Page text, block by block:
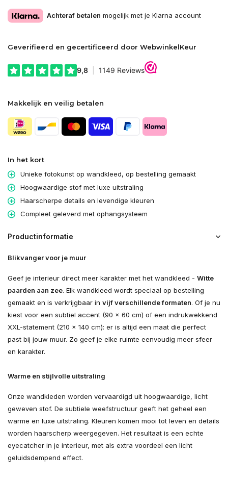
Achteraf betalen mogelijk met je Klarna account
Geverifieerd en gecertificeerd door WebwinkelKeur
Makkelijk en veilig betalen
In het kort
Unieke fotokunst op wandkleed, op bestelling gemaakt
Hoogwaardige stof met luxe uitstraling
Haarscherpe details en levendige kleuren
Compleet geleverd met ophangsysteem
Productinformatie
Blikvanger voor je muur
Geef je interieur direct meer karakter met het wandkleed - Witte
paarden aan zee. Elk wandkleed wordt speciaal op bestelling
gemaakt en is verkrijgbaar in vijf verschillende formaten. Of je nu
kiest voor een subtiel accent (90 × 60 cm) of een indrukwekkend
XXL-statement (210 × 140 cm): er is altijd een maat die perfect
past bij jouw muur. Zo geef je elke ruimte eenvoudig meer sfeer
en karakter.
Warme en stijlvolle uitstraling
Onze wandkleden worden vervaardigd uit hoogwaardige, licht
geweven stof. De subtiele weefstructuur geeft het geheel een
warme en luxe uitstraling. Kleuren komen mooi tot leven en details
worden haarscherp weergegeven. Het resultaat is een echte
eyecatcher in je interieur, met als extra voordeel een licht
geluidsdempend effect.